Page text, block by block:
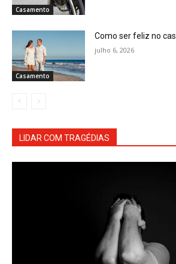
Casamento
Casamento
Como ser feliz no
julho 6, 2026
LIDAR COM TRAGÉDIAS